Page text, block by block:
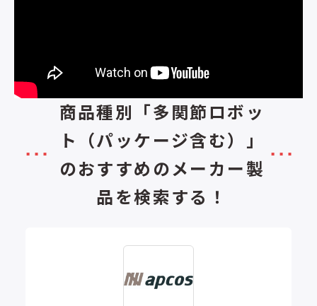
商品種別「多関節ロボッ
ト（パッケージ含む）」
のおすすめのメーカー製
品を検索する！